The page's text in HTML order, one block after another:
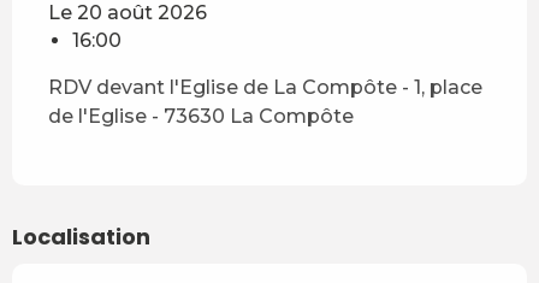
Le 20 août 2026
16:00
RDV devant l'Eglise de La Compôte - 1, place
de l'Eglise - 73630 La Compôte
Localisation